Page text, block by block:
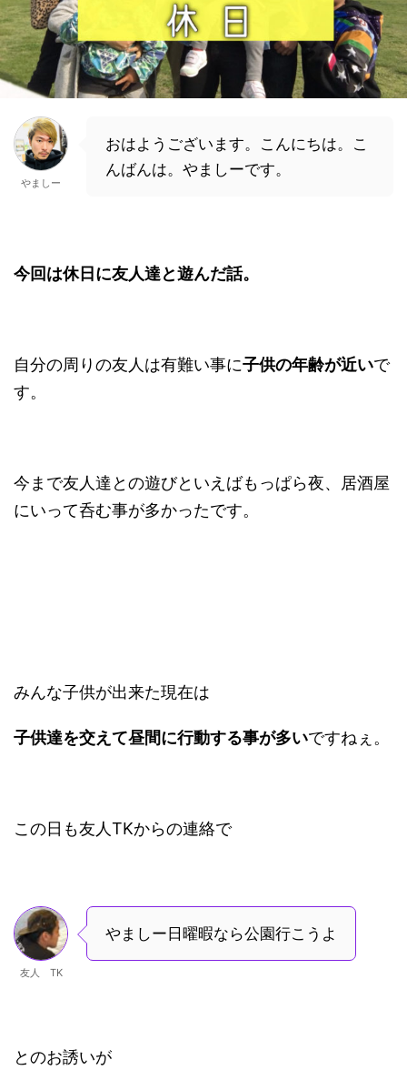
やましー
おはようございます。こんにちは。こ
んばんは。やましーです。
今回は休日に友人達と遊んだ話。
自分の周りの友人は有難い事に子供の年齢が近いで
す。
今まで友人達との遊びといえばもっぱら夜、居酒屋
にいって呑む事が多かったです。
みんな子供が出来た現在は
子供達を交えて昼間に行動する事が多いですねぇ。
この日も友人TKからの連絡で
友人 TK
やましー日曜暇なら公園行こうよ
とのお誘いが